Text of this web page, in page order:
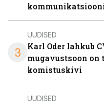
3
UUDISED
Karl Oder lahkub
mugavustsoon on
komistuskivi
UUDISED